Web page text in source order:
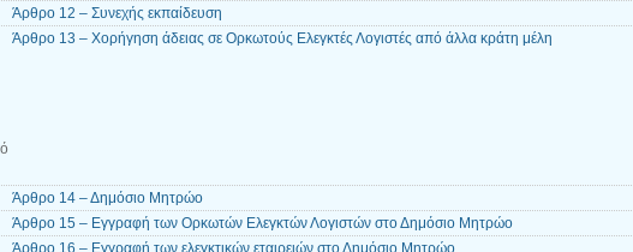
Άρθρο 12 – Συνεχής εκπαίδευση
Άρθρο 13 – Χορήγηση άδειας σε Ορκωτούς Ελεγκτές Λογιστές από άλλα κράτη μέλη
Άρθρο 14 – Δημόσιο Μητρώο
Άρθρο 15 – Εγγραφή των Ορκωτών Ελεγκτών Λογιστών στο Δημόσιο Μητρώο
Άρθρο 16 – Εγγραφή των ελεγκτικών εταιρειών στο Δημόσιο Μητρώο